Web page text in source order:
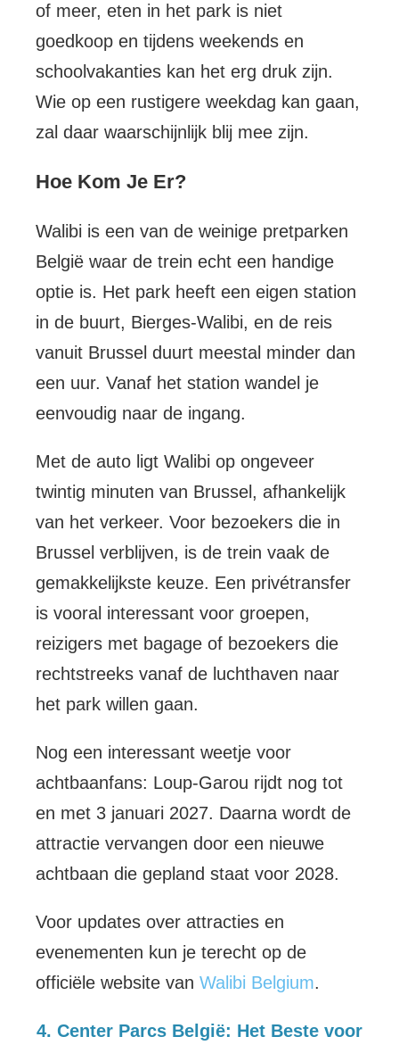
of meer, eten in het park is niet
goedkoop en tijdens weekends en
schoolvakanties kan het erg druk zijn.
Wie op een rustigere weekdag kan gaan,
zal daar waarschijnlijk blij mee zijn.
Hoe Kom Je Er?
Walibi is een van de weinige pretparken
België waar de trein echt een handige
optie is. Het park heeft een eigen station
in de buurt, Bierges-Walibi, en de reis
vanuit Brussel duurt meestal minder dan
een uur. Vanaf het station wandel je
eenvoudig naar de ingang.
Met de auto ligt Walibi op ongeveer
twintig minuten van Brussel, afhankelijk
van het verkeer. Voor bezoekers die in
Brussel verblijven, is de trein vaak de
gemakkelijkste keuze. Een privétransfer
is vooral interessant voor groepen,
reizigers met bagage of bezoekers die
rechtstreeks vanaf de luchthaven naar
het park willen gaan.
Nog een interessant weetje voor
achtbaanfans: Loup-Garou rijdt nog tot
en met 3 januari 2027. Daarna wordt de
attractie vervangen door een nieuwe
achtbaan die gepland staat voor 2028.
Voor updates over attracties en
evenementen kun je terecht op de
officiële website van Walibi Belgium.
4. Center Parcs België: Het Beste voor